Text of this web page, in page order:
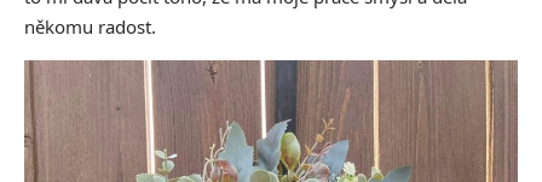
někomu radost.